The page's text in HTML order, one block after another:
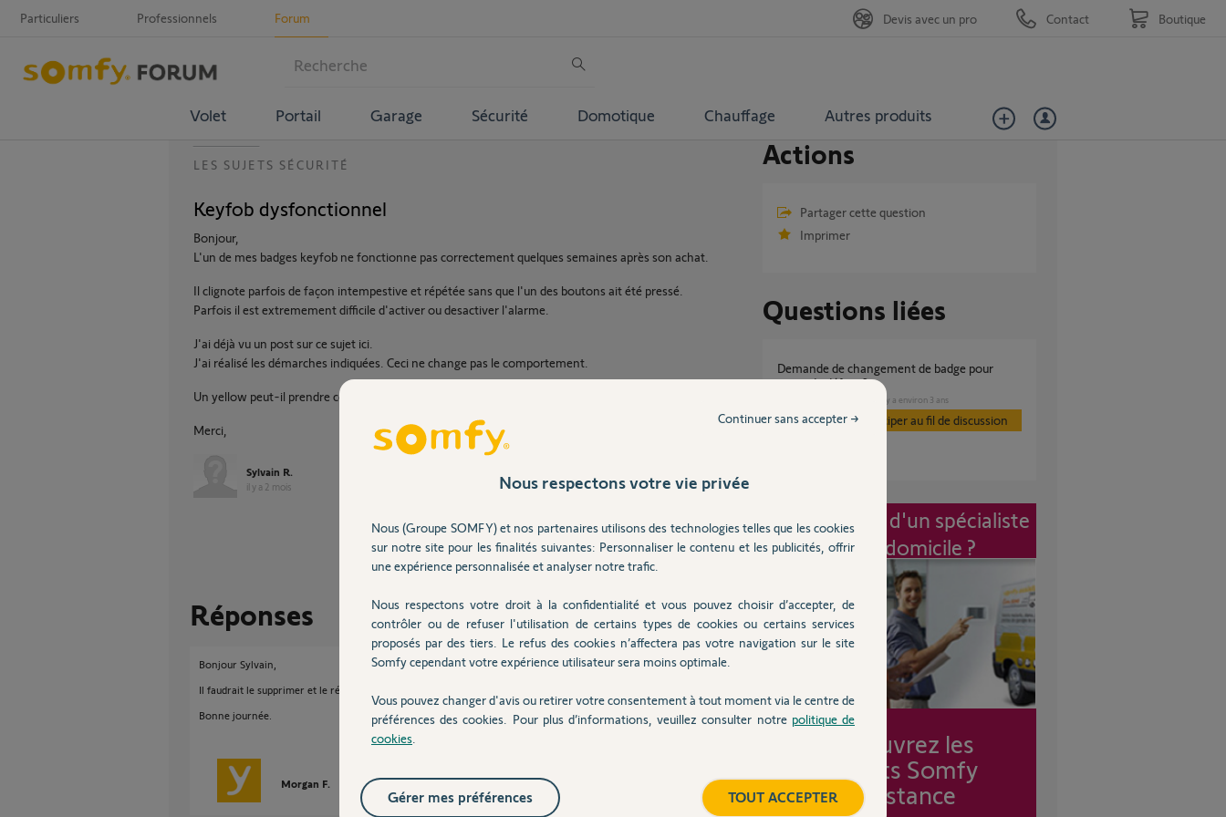
Particuliers Professionnels Forum
Volet Portail Garage Sécurité Domotique Chauffage Autres produits
Devis avec un pro Contact Boutique
LES SUJETS SÉCURITÉ
Keyfob dysfonctionnel
Bonjour,
L'un de mes badges keyfob ne fonctionne pas correctement quelques semaines après son achat.
Il clignote parfois de façon intempestive et répétée sans que l'un des boutons ait été pressé.
Parfois il est extremement difficile d'activer ou desactiver l'alarme.
J'ai déjà vu un post sur ce sujet ici.
J'ai réalisé les démarches indiquées. Ceci ne change pas le comportement.
Un yellow peut-il prendre contact avec moi afin d'organiser le remplacement de ce tag.
Merci,
Sylvain R.
il y a 2 mois
Partager cette question
Participer au fil de discussion
Réponses
Bonjour Sylvain,
Il faudrait le supprimer et le réinstaller.
Bonne journée.
Morgan F. il y a environ 2 mois
Actions
Partager cette question
Imprimer
Questions liées
Demande de changement de badge pour
cause de défaut ?
il y a environ 3 ans
Participer au fil de discussion
Intervention d'un spécialiste
à mon domicile ?
Découvrez les
forfaits Somfy
Assistance
Nous respectons votre vie privée
Nous (Groupe SOMFY) et nos partenaires utilisons des technologies telles que les cookies
sur notre site pour les finalités suivantes: Personnaliser le contenu et les publicités, offrir
une expérience personnalisée et analyser notre trafic.
Nous respectons votre droit à la confidentialité et vous pouvez choisir d’accepter, de
contrôler ou de refuser l'utilisation de certains types de cookies ou certains services
proposés par des tiers. Le refus des cookies n’affectera pas votre navigation sur le site
Somfy cependant votre expérience utilisateur sera moins optimale.
Vous pouvez changer d'avis ou retirer votre consentement à tout moment via le centre de
préférences des cookies. Pour plus d’informations, veuillez consulter notre politique de
cookies
Continuer sans accepter →
TOUT ACCEPTER
Gérer mes préférences